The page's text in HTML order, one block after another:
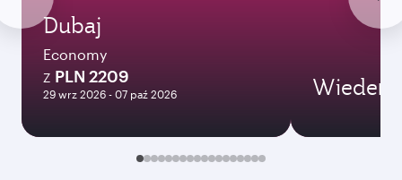
grudzień
3463,09
Najlepsza cena
styczeń
3463,09